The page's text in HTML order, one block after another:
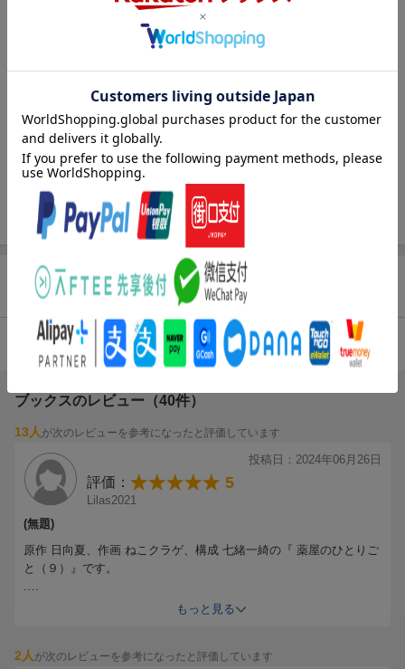
しのとうこ
薬屋のひとりごと
レーベル ビッグガンガンコミックス
出版社 スクウェア・エニックス
発行形態
ISBN 9784757575868
商品レビュー（54件）
総合評価： 4.68
ブックスのレビュー（40件）
13人 が次のレビューを参考になったと評価しています
投稿日：2024年06月26日
評価： 5
Lilas2021
(無題)
原作 日向夏、作画 ねこクラゲ、構成 七緒一綺の『 薬屋のひとりご
と（９）』です。
.
.
もっと見る
2人 が次のレビューを参考になったと評価しています